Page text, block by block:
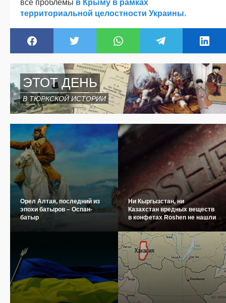
все проблемы в Крыму в рамках
территориальной целостности Украины.
ЭТОТ ДЕНЬ
В ТЮРКСКОЙ ИСТОРИИ
Орел Алтая, последний из
эпохи батыров – Оспан-
батыр
Ни Кыргызстан, ни
Казахстан вредных веществ
в конфетах Roshen не нашли